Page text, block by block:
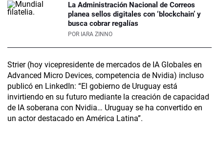
La Administración Nacional de Correos
planea sellos digitales con ‘blockchain’ y
busca cobrar regalías
POR IARA ZINNO
Strier (hoy vicepresidente de mercados de IA Globales en
Advanced Micro Devices, competencia de Nvidia) incluso
publicó en LinkedIn: “El gobierno de Uruguay está
invirtiendo en su futuro mediante la creación de capacidad
de IA soberana con Nvidia… Uruguay se ha convertido en
un actor destacado en América Latina”.